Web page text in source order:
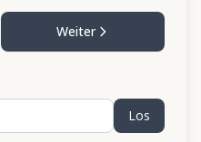
Weiter
Los